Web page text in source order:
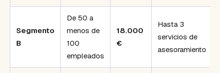
Segmento
B
De 50 a
menos de
100
empleados
18.000
€
Hasta 3
servicios de
asesoramiento